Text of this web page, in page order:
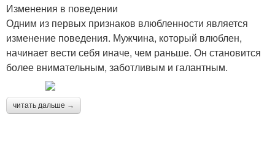
Изменения в поведении
Одним из первых признаков влюбленности является
изменение поведения. Мужчина, который влюблен,
начинает вести себя иначе, чем раньше. Он становится
более внимательным, заботливым и галантным.
читать дальше →